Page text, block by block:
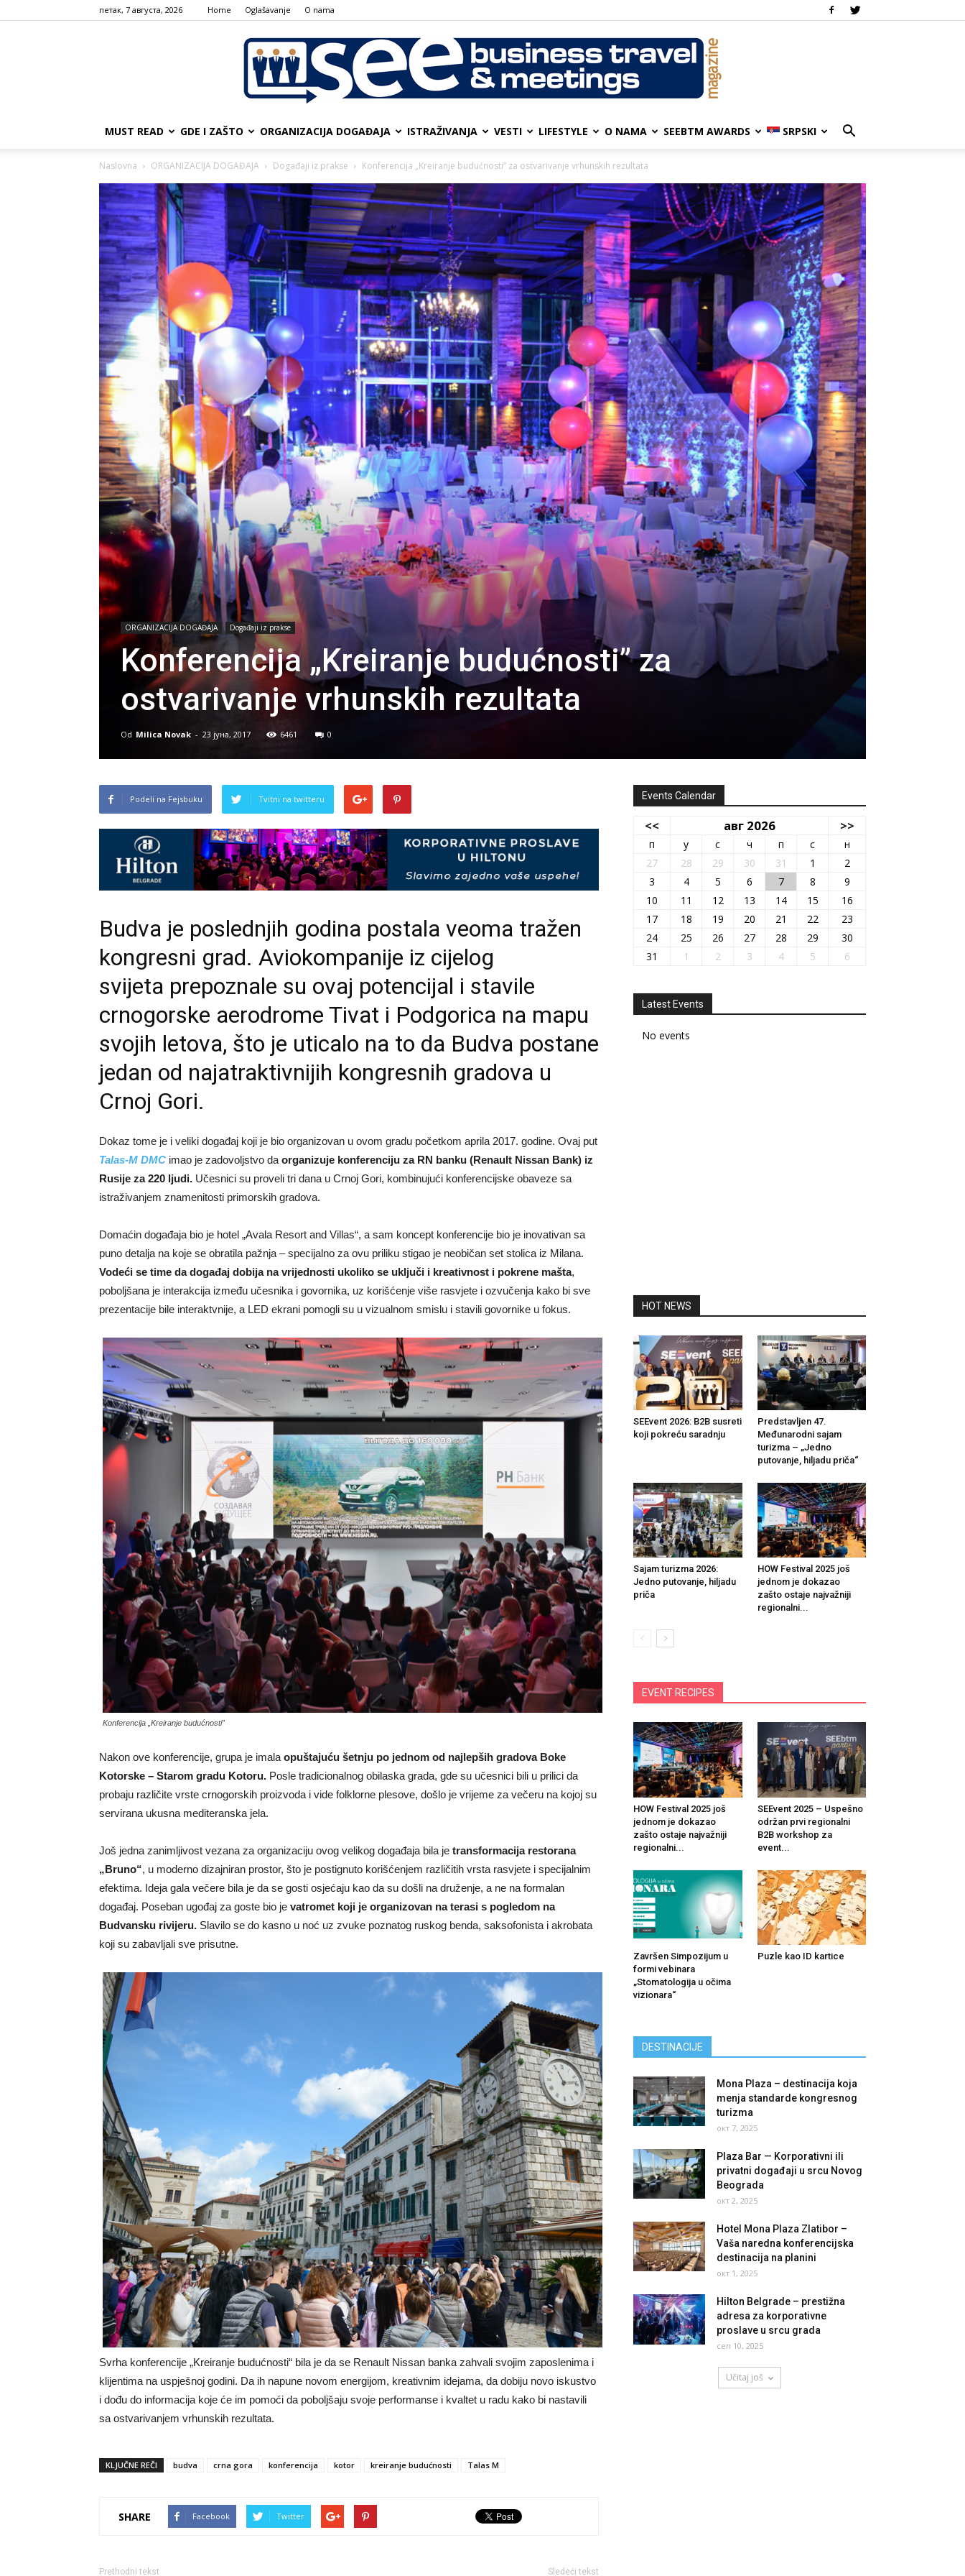
петак, 7 августа, 2026 Home Oglašavanje О nama
Business
travel
&
meetings
magazine
MUST READ GDE I ZAŠTO ORGANIZACIJA DOGAĐAJA ISTRAŽIVANJA VESTI LIFESTYLE О NAMA SEEBTM AWARDS SRPSKI
Naslovna ORGANIZACIJA DOGAĐAJA Događaji iz prakse Konferencija „Kreiranje budućnosti” za ostvarivanje vrhunskih rezultata
ORGANIZACIJA DOGAĐAJA Događaji iz prakse
Konferencija „Kreiranje budućnosti” za
ostvarivanje vrhunskih rezultata
Od Milica Novak - 23 јуна, 2017 6461 0
Podeli na Fejsbuku Tvitni na twitteru
Budva je poslednjih godina postala veoma tražen
kongresni grad. Aviokompanije iz cijelog
svijeta prepoznale su ovaj potencijal i stavile
crnogorske aerodrome Tivat i Podgorica na mapu
svojih letova, što je uticalo na to da Budva postane
jedan od najatraktivnijih kongresnih gradova u
Crnoj Gori.
Dokaz tome je i veliki događaj koji je bio organizovan u ovom gradu početkom aprila 2017. godine. Ovaj put
Talas-M DMC imao je zadovoljstvo da organizuje konferenciju za RN banku (Renault Nissan Bank) iz
Rusije za 220 ljudi. Učesnici su proveli tri dana u Crnoj Gori, kombinujući konferencijske obaveze sa
istraživanjem znamenitosti primorskih gradova.
Domaćin događaja bio je hotel „Avala Resort and Villas“, a sam koncept konferencije bio je inovativan sa
puno detalja na koje se obratila pažnja – specijalno za ovu priliku stigao je neobičan set stolica iz Milana.
Vodeći se time da događaj dobija na vrijednosti ukoliko se uključi i kreativnost i pokrene mašta,
poboljšana je interakcija između učesnika i govornika, uz korišćenje više rasvjete i ozvučenja kako bi sve
prezentacije bile interaktvnije, a LED ekrani pomogli su u vizualnom smislu i stavili govornike u fokus.
Konferencija „Kreiranje budućnosti”
Nakon ove konferencije, grupa je imala opuštajuću šetnju po jednom od najlepših gradova Boke
Kotorske – Starom gradu Kotoru. Posle tradicionalnog obilaska grada, gde su učesnici bili u prilici da
probaju različite vrste crnogorskih proizvoda i vide folklorne plesove, došlo je vrijeme za večeru na kojoj su
servirana ukusna mediteranska jela.
Još jedna zanimljivost vezana za organizaciju ovog velikog događaja bila je transformacija restorana
„Bruno“, u moderno dizajniran prostor, što je postignuto korišćenjem različitih vrsta rasvjete i specijalnim
efektima. Ideja gala večere bila je da se gosti osjećaju kao da su došli na druženje, a ne na formalan
događaj. Poseban ugođaj za goste bio je vatromet koji je organizovan na terasi s pogledom na
Budvansku rivijeru. Slavilo se do kasno u noć uz zvuke poznatog ruskog benda, saksofonista i akrobata
koji su zabavljali sve prisutne.
Svrha konferencije „Kreiranje budućnosti“ bila je da se Renault Nissan banka zahvali svojim zaposlenima i
klijentima na uspješnoj godini. Da ih napune novom energijom, kreativnim idejama, da dobiju novo iskustvo
i dođu do informacija koje će im pomoći da poboljšaju svoje performanse i kvaltet u radu kako bi nastavili
sa ostvarivanjem vrhunskih rezultata.
KLJUČNE REČI budva crna gora konferencija kotor kreiranje budućnosti Talas M
SHARE Facebook Twitter
Prethodni tekst Sledeći tekst
Events Calendar
<< авг 2026 >>
п у с ч п с
н
27
28 29 30 31 1
2
3
4 5 6 7 8
9
10
11 12 13 14 15
16
17
18 19 20 21 22
23
24
25 26 27 28 29
30
31
1 2 3 4 5 6
Latest Events
No events
HOT NEWS
SEEvent 2026: B2B susreti
koji pokreću saradnju
Predstavljen 47.
Međunarodni sajam
turizma – „Jedno
putovanje, hiljadu priča“
Sajam turizma 2026:
Jedno putovanje, hiljadu
priča
HOW Festival 2025 još
jednom je dokazao
zašto ostaje najvažniji
regionalni...
EVENT RECIPES
HOW Festival 2025 još
jednom je dokazao
zašto ostaje najvažniji
regionalni...
SEEvent 2025 – Uspešno
održan prvi regionalni
B2B workshop za
event...
Završen Simpozijum u
formi vebinara
„Stomatologija u očima
vizionara“
Puzle kao ID kartice
DESTINACIJE
Mona Plaza – destinacija koja
menja standarde kongresnog
turizma
окт 7, 2025
Plaza Bar — Korporativni ili
privatni događaji u srcu Novog
Beograda
окт 2, 2025
Hotel Mona Plaza Zlatibor –
Vaša naredna konferencijska
destinacija na planini
окт 1, 2025
Hilton Belgrade – prestižna
adresa za korporativne
proslave u srcu grada
сеп 10, 2025
Učitaj još